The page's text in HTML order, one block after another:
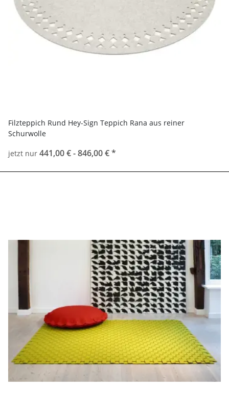
Filzteppich Rund Hey-Sign Teppich Rana aus reiner
Schurwolle
jetzt nur 441,00 € -846,00 €*